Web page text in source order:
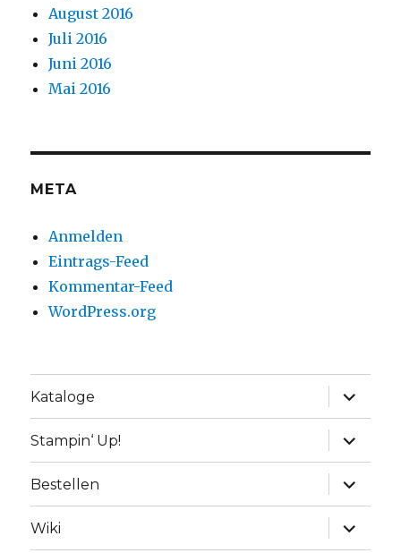
August 2016
Juli 2016
Juni 2016
Mai 2016
META
Anmelden
Eintrags-Feed
Kommentar-Feed
WordPress.org
Kataloge
Stampin‘ Up!
Bestellen
Wiki